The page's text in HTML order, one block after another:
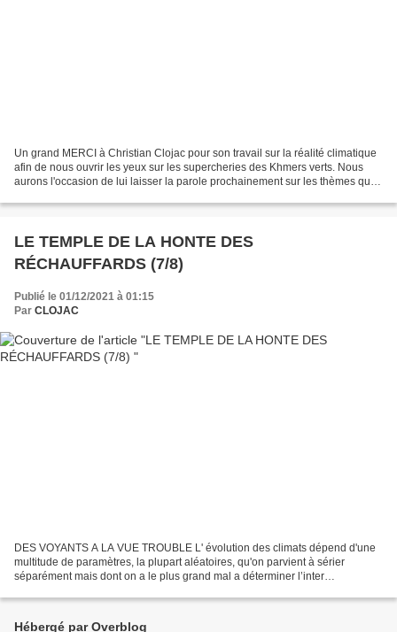
Un grand MERCI à Christian Clojac pour son travail sur la réalité climatique
afin de nous ouvrir les yeux sur les supercheries des Khmers verts. Nous
aurons l'occasion de lui laisser la parole prochainement sur les thèmes qui
LE TEMPLE DE LA HONTE DES
RÉCHAUFFARDS (7/8)
Publié le 01/12/2021 à 01:15
Par CLOJAC
DES VOYANTS A LA VUE TROUBLE L' évolution des climats dépend d'une
multitude de paramètres, la plupart aléatoires, qu'on parvient à sérier
séparément mais dont on a le plus grand mal a déterminer l’inter
Hébergé par Overblog